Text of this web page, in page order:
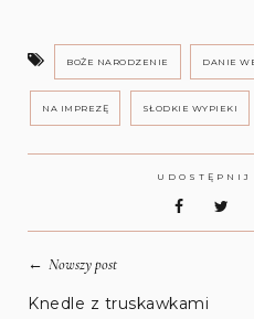
BOŻE NARODZENIE DANIE
NA IMPREZĘ SŁODKIE WYPIEKI
←Nowszy post
Knedle z truskawkami